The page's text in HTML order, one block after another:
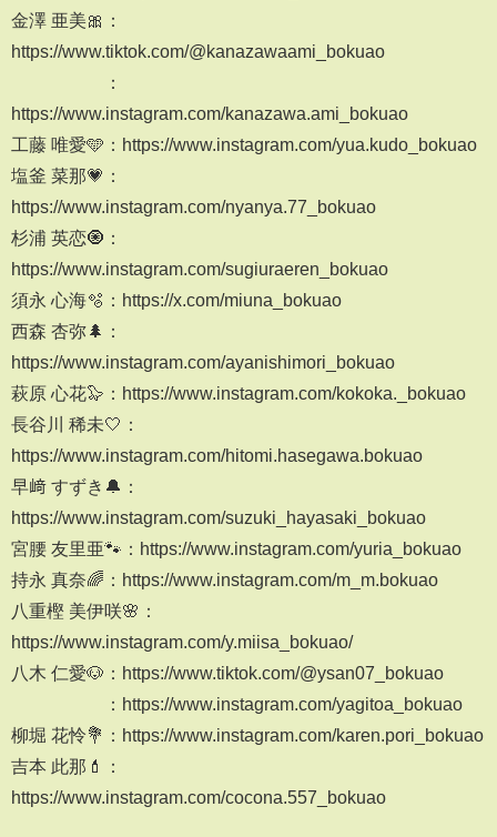
金澤 亜美🎀：
https://www.tiktok.com/@kanazawaami_bokuao
：
https://www.instagram.com/kanazawa.ami_bokuao
工藤 唯愛🩵：https://www.instagram.com/yua.kudo_bokuao
塩釜 菜那💗：
https://www.instagram.com/nyanya.77_bokuao
杉浦 英恋🧿：
https://www.instagram.com/sugiuraeren_bokuao
須永 心海🫧：https://x.com/miuna_bokuao
西森 杏弥🌲：
https://www.instagram.com/ayanishimori_bokuao
萩原 心花🦭：https://www.instagram.com/kokoka._bokuao
長谷川 稀未🤍：
https://www.instagram.com/hitomi.hasegawa.bokuao
早﨑 すずき🔔：
https://www.instagram.com/suzuki_hayasaki_bokuao
宮腰 友里亜🐾：https://www.instagram.com/yuria_bokuao
持永 真奈🌈：https://www.instagram.com/m_m.bokuao
八重樫 美伊咲🌸：
https://www.instagram.com/y.miisa_bokuao/
八木 仁愛🐶：https://www.tiktok.com/@ysan07_bokuao
：https://www.instagram.com/yagitoa_bokuao
柳堀 花怜💐：https://www.instagram.com/karen.pori_bokuao
吉本 此那💄：
https://www.instagram.com/cocona.557_bokuao